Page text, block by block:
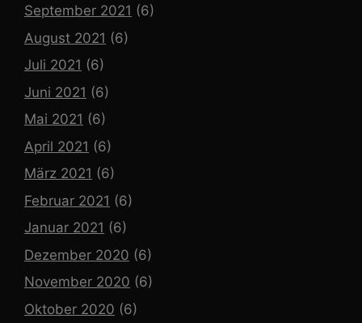
September 2021 (6)
August 2021 (6)
Juli 2021 (6)
Juni 2021 (6)
Mai 2021 (6)
April 2021 (6)
März 2021 (6)
Februar 2021 (6)
Januar 2021 (6)
Dezember 2020 (6)
November 2020 (6)
Oktober 2020 (6)